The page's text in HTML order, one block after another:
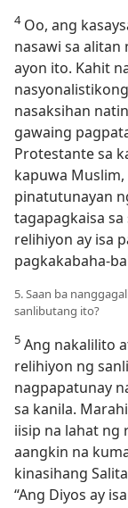
4Oo, ang
nasawi sa alitan
ayon ito. Kahit
nasaksihan
gawaing
Protestante sa
kapuwa Muslim,
pinatutunayan
tagapagkaisa
relihiyon ay isa
pagkakabaha-
5. Saan ba
sanlibutang ito?
5 Ang nakalilito
relihiyon ng
nagpapatunay
sa kanila.
iisip na lahat ng
aangkin na
kinasihang
“Ang Diyos ay